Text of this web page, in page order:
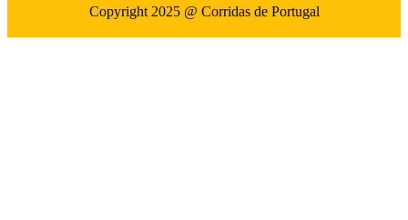
Copyright 2025 @ Corridas de Portugal